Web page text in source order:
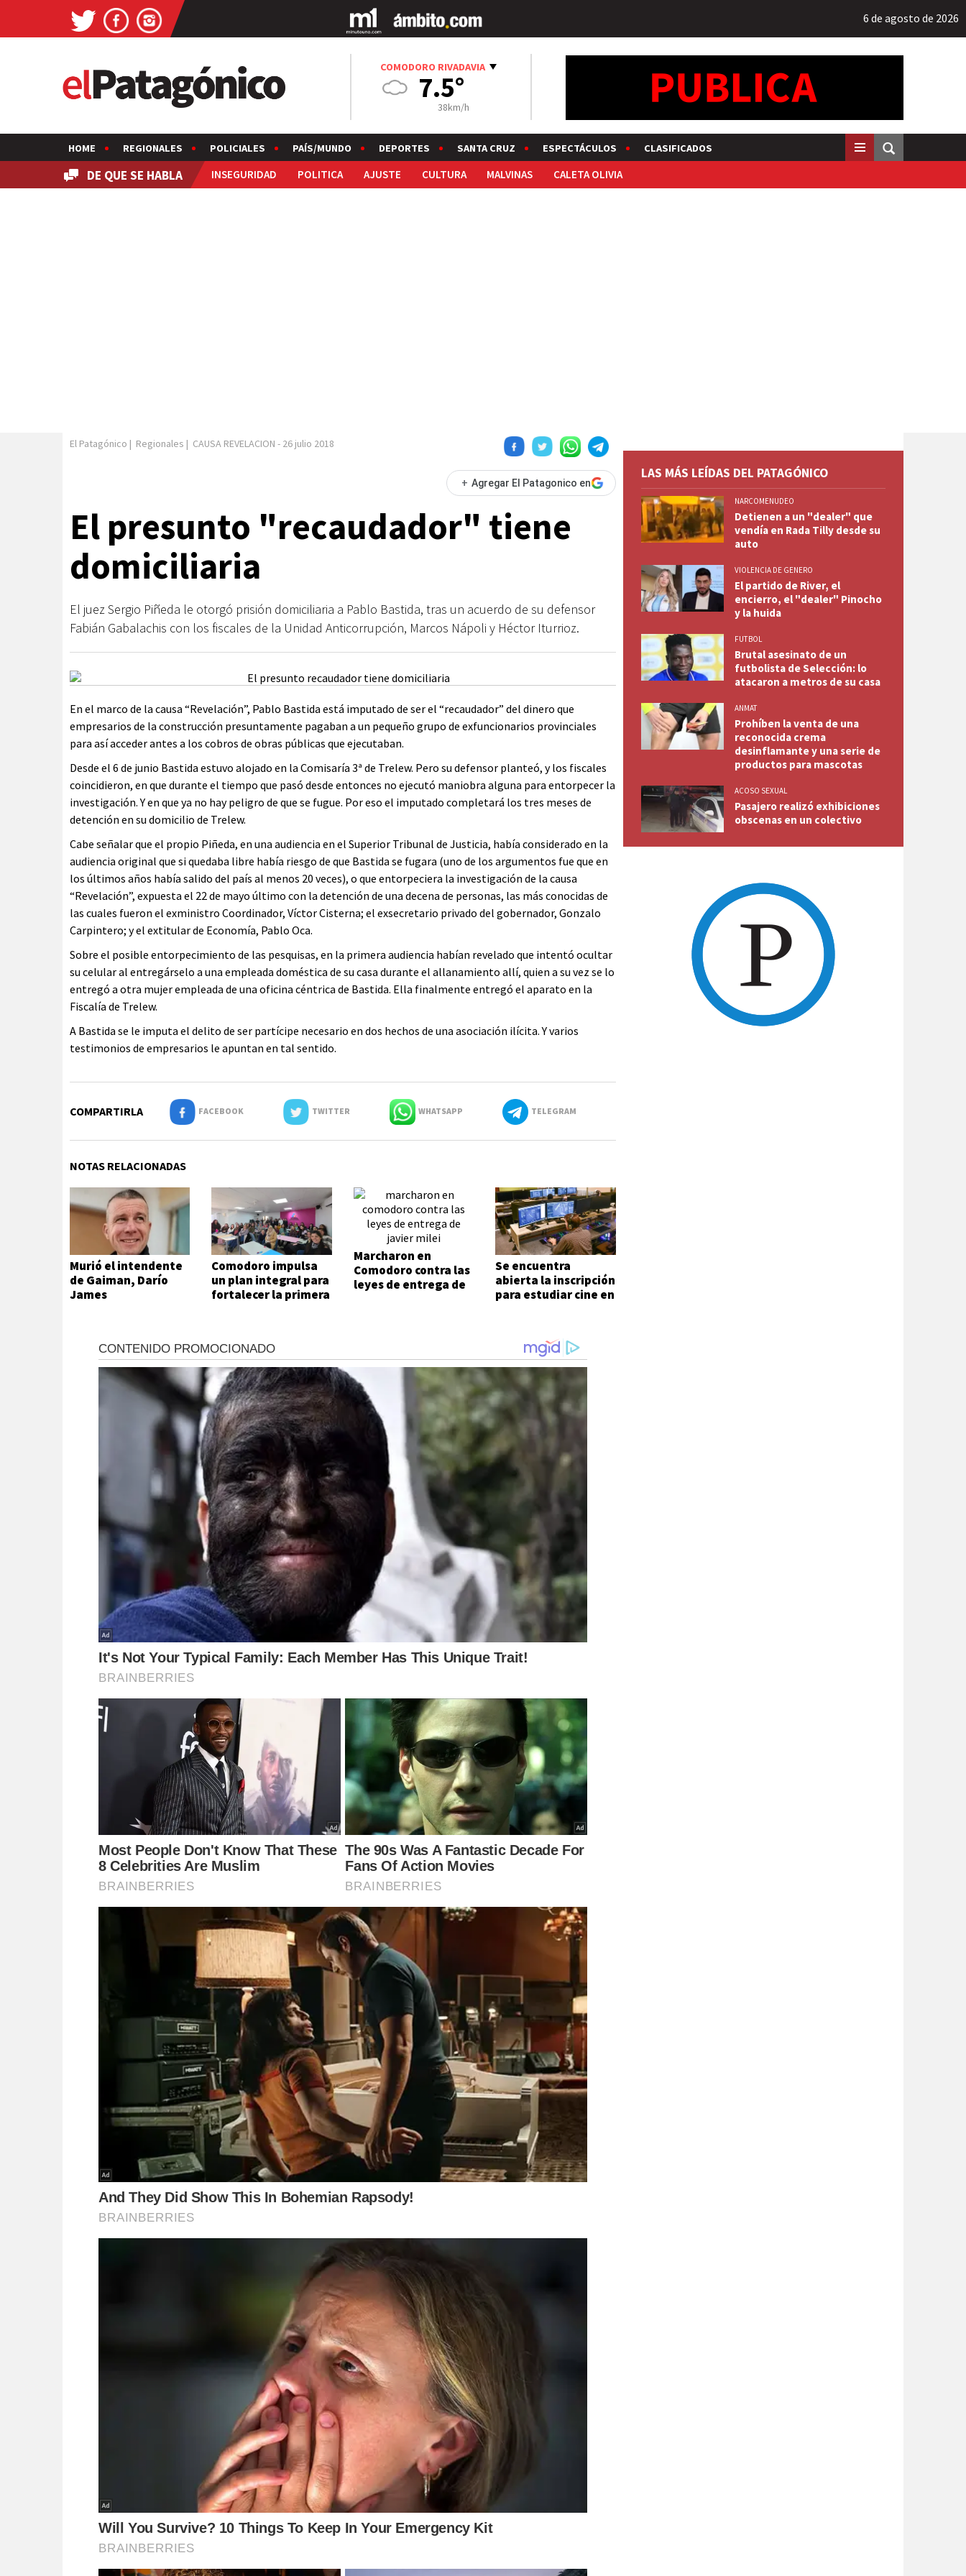
6 de agosto de 2026
COMODORO RIVADAVIA
7.5°
38km/h
HOME REGIONALES POLICIALES PAÍS/MUNDO DEPORTES SANTA CRUZ ESPECTÁCULOS CLASIFICADOS
DE QUE SE HABLA INSEGURIDAD POLITICA AJUSTE CULTURA MALVINAS CALETA OLIVIA
El Patagónico | Regionales | CAUSA REVELACION - 26 julio 2018
+ Agregar El Patagonico en
El presunto "recaudador" tiene
domiciliaria
El juez Sergio Piñeda le otorgó prisión domiciliaria a Pablo Bastida, tras un acuerdo de su defensor
Fabián Gabalachis con los fiscales de la Unidad Anticorrupción, Marcos Nápoli y Héctor Iturrioz.
En el marco de la causa “Revelación”, Pablo Bastida está imputado de ser el “recaudador” del dinero que
empresarios de la construcción presuntamente pagaban a un pequeño grupo de exfuncionarios provinciales
para así acceder antes a los cobros de obras públicas que ejecutaban.
Desde el 6 de junio Bastida estuvo alojado en la Comisaría 3ª de Trelew. Pero su defensor planteó, y los fiscales
coincidieron, en que durante el tiempo que pasó desde entonces no ejecutó maniobra alguna para entorpecer la
investigación. Y en que ya no hay peligro de que se fugue. Por eso el imputado completará los tres meses de
detención en su domicilio de Trelew.
Cabe señalar que el propio Piñeda, en una audiencia en el Superior Tribunal de Justicia, había considerado en la
audiencia original que si quedaba libre había riesgo de que Bastida se fugara (uno de los argumentos fue que en
los últimos años había salido del país al menos 20 veces), o que entorpeciera la investigación de la causa
“Revelación”, expuesta el 22 de mayo último con la detención de una decena de personas, las más conocidas de
las cuales fueron el exministro Coordinador, Víctor Cisterna; el exsecretario privado del gobernador, Gonzalo
Carpintero; y el extitular de Economía, Pablo Oca.
Sobre el posible entorpecimiento de las pesquisas, en la primera audiencia habían revelado que intentó ocultar
su celular al entregárselo a una empleada doméstica de su casa durante el allanamiento allí, quien a su vez se lo
entregó a otra mujer empleada de una oficina céntrica de Bastida. Ella finalmente entregó el aparato en la
Fiscalía de Trelew.
A Bastida se le imputa el delito de ser partícipe necesario en dos hechos de una asociación ilícita. Y varios
testimonios de empresarios le apuntan en tal sentido.
COMPARTIRLA FACEBOOK TWITTER WHATSAPP TELEGRAM
NOTAS RELACIONADAS
Murió el intendente
de Gaiman, Darío
James
Comodoro impulsa
un plan integral para
fortalecer la primera
Marcharon en
Comodoro contra las
leyes de entrega de
Se encuentra
abierta la inscripción
para estudiar cine en
LAS MÁS LEÍDAS DEL PATAGÓNICO
NARCOMENUDEO
Detienen a un "dealer" que
vendía en Rada Tilly desde su
auto
VIOLENCIA DE GENERO
El partido de River, el
encierro, el "dealer" Pinocho
y la huida
FUTBOL
Brutal asesinato de un
futbolista de Selección: lo
atacaron a metros de su casa
ANMAT
Prohíben la venta de una
reconocida crema
desinflamante y una serie de
productos para mascotas
ACOSO SEXUAL
Pasajero realizó exhibiciones
obscenas en un colectivo